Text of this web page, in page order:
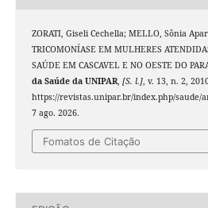
ZORATI, Giseli Cechella; MELLO, Sônia
TRICOMONÍASE EM MULHERES
SAÚDE EM CASCAVEL E NO OESTE DO
da Saúde da UNIPAR, [S. l.], v. 13, n. 2,
https://revistas.unipar.br/index.php/saude/
7 ago. 2026.
Fomatos de Citação